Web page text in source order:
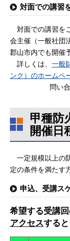
対面での講習
対面での講習を
会主催（一般社団
郡山市内でも開催
詳しくは、 一般
ンク）のホームペ
問い
甲種防
開催日
一定規模以上の
定の条件を満たす
申込、受講ス
希望する受講
アクセスする